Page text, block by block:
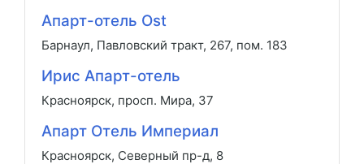
Апарт-отель Ost
Барнаул, Павловский тракт, 267, пом. 183
Ирис Апарт-отель
Красноярск, просп. Мира, 37
Апарт Отель Империал
Красноярск, Северный пр-д, 8